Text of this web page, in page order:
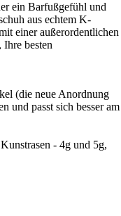
ein Barfußgefühl und
aus echtem K-
einer außerordentlichen
besten
(die neue Anordnung
und passt sich besser am
- 4g und 5g,